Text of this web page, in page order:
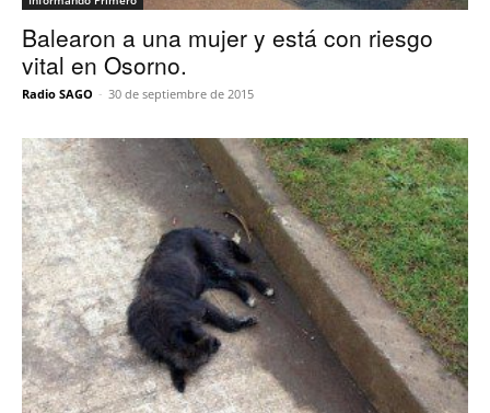
Balearon a una mujer y está con riesgo
vital en Osorno.
Radio SAGO - 30 de septiembre de 2015